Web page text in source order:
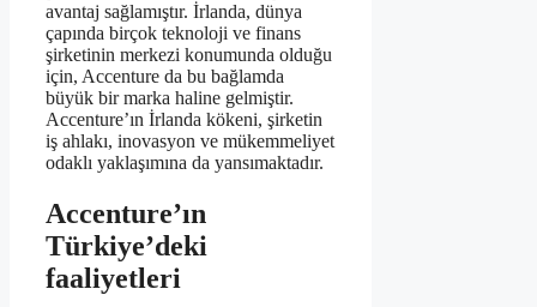
avantaj sağlamıştır. İrlanda, dünya
çapında birçok teknoloji ve finans
şirketinin merkezi konumunda olduğu
için, Accenture da bu bağlamda
büyük bir marka haline gelmiştir.
Accenture’ın İrlanda kökeni, şirketin
iş ahlakı, inovasyon ve mükemmeliyet
odaklı yaklaşımına da yansımaktadır.
Accenture’ın
Türkiye’deki
faaliyetleri